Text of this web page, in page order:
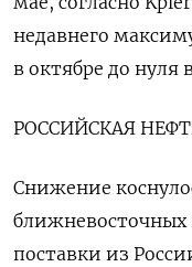
недавнего
в октябре до нуля
РОССИЙСКАЯ
Снижение
ближневосточных
поставки из